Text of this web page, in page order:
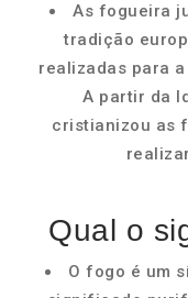
As fogueira
tradição
realizadas para
A partir da
cristianizou as
Qual o
O fogo é um